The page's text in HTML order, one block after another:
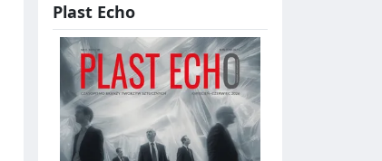
Plast Echo